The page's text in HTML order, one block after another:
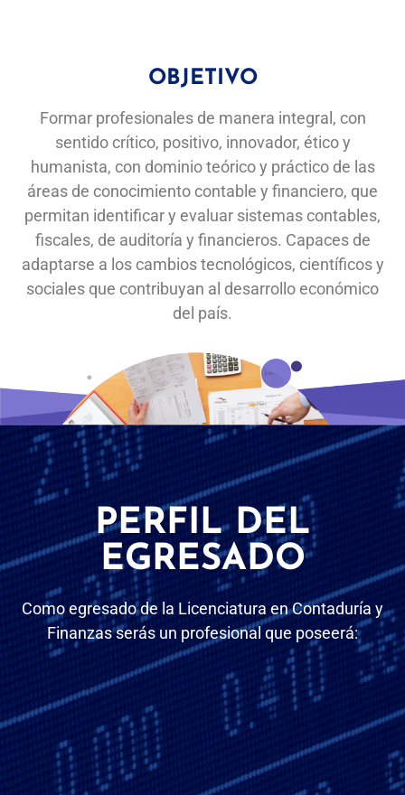
OBJETIVO
Formar profesionales de manera integral, con
sentido crítico, positivo, innovador, ético y
humanista, con dominio teórico y práctico de las
áreas de conocimiento contable y financiero, que
permitan identificar y evaluar sistemas contables,
fiscales, de auditoría y financieros. Capaces de
adaptarse a los cambios tecnológicos, científicos y
sociales que contribuyan al desarrollo económico
del país.
PERFIL DEL
EGRESADO
Como egresado de la Licenciatura en Contaduría y
Finanzas serás un profesional que poseerá: